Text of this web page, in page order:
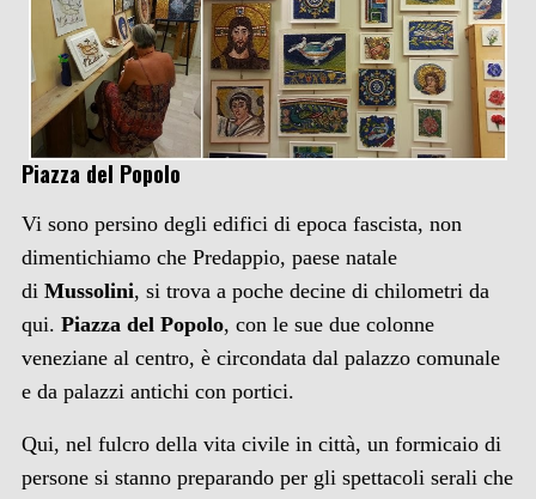
Piazza del Popolo
Vi sono persino degli edifici di epoca fascista, non
dimentichiamo che Predappio, paese natale
di Mussolini, si trova a poche decine di chilometri da
qui. Piazza del Popolo, con le sue due colonne
veneziane al centro, è circondata dal palazzo comunale
e da palazzi antichi con portici.
Qui, nel fulcro della vita civile in città, un formicaio di
persone si stanno preparando per gli spettacoli serali che